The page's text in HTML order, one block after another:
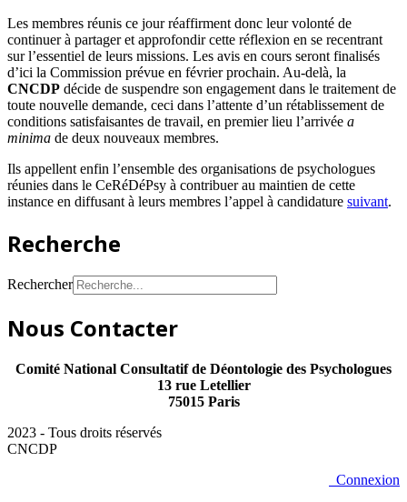
Les membres réunis ce jour réaffirment donc leur volonté de
continuer à partager et approfondir cette réflexion en se recentrant
sur l’essentiel de leurs missions. Les avis en cours seront finalisés
d’ici la Commission prévue en février prochain. Au-delà, la
CNCDP décide de suspendre son engagement dans le traitement de
toute nouvelle demande, ceci dans l’attente d’un rétablissement de
conditions satisfaisantes de travail, en premier lieu l’arrivée a
minima de deux nouveaux membres.
Ils appellent enfin l’ensemble des organisations de psychologues
réunies dans le CeRéDéPsy à contribuer au maintien de cette
instance en diffusant à leurs membres l’appel à candidature suivant.
Recherche
Rechercher
Nous Contacter
Comité National Consultatif de Déontologie des Psychologues
13 rue Letellier
75015 Paris
2023 - Tous droits réservés
CNCDP
Connexion